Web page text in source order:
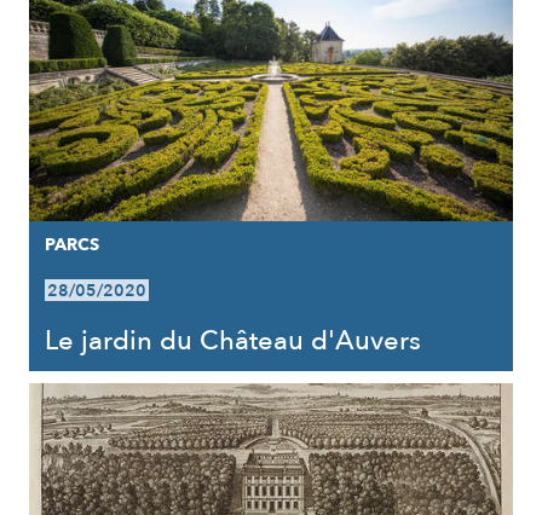
PARCS
28/05/2020
Le jardin du Château d'Auvers